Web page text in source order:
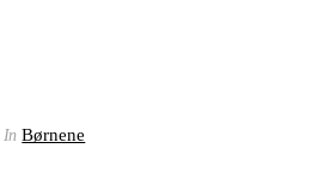
In Børnene